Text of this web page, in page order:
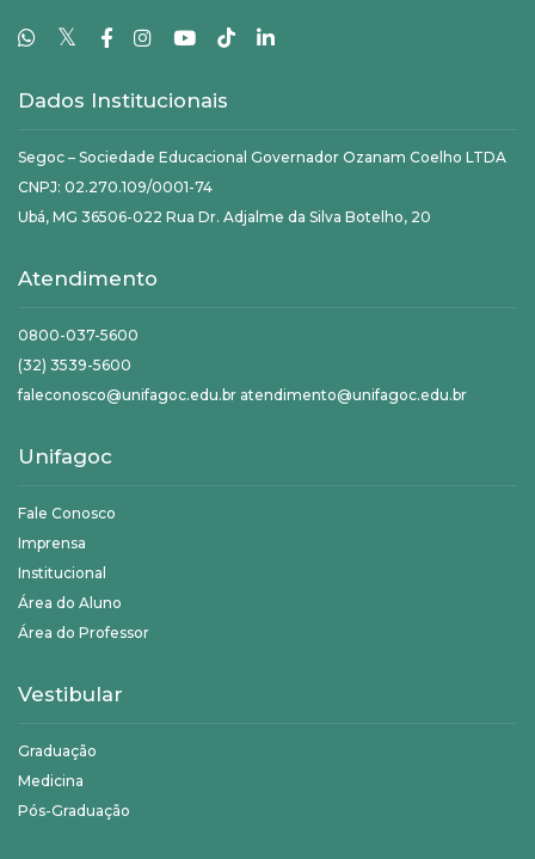
𝕏
Dados Institucionais
Segoc – Sociedade Educacional Governador Ozanam Coelho LTDA
CNPJ: 02.270.109/0001-74
Ubá, MG 36506-022 Rua Dr. Adjalme da Silva Botelho, 20
Atendimento
0800-037-5600
(32) 3539-5600
faleconosco@unifagoc.edu.br atendimento@unifagoc.edu.br
Unifagoc
Fale Conosco
Imprensa
Institucional
Área do Aluno
Área do Professor
Vestibular
Graduação
Medicina
Pós-Graduação